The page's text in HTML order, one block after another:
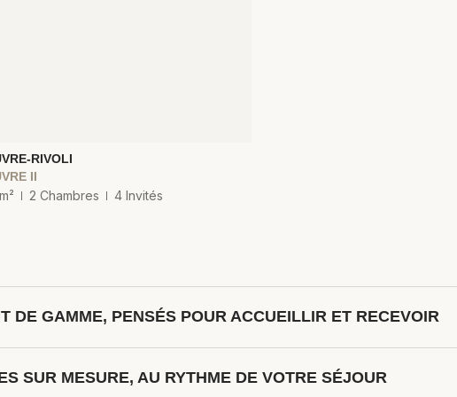
RIVOLI
II
2 Chambres 4 Invités
DE GAMME, PENSÉS POUR ACCUEILLIR ET RECEVOIR
pour offrir à ses occupants la générosité d'un intérieur parisien
garantissent à chaque hôte son espace de repos et d'intimité. La salle de
SUR MESURE, AU RYTHME DE VOTRE SÉJOUR